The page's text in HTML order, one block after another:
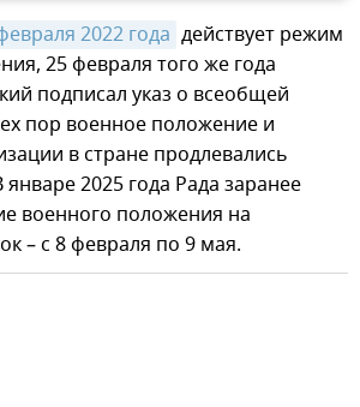
2022 года действует режим
25 февраля того же года
подписал указ о всеобщей
пор военное положение и
в стране продлевались
2025 года Рада заранее
военного положения на
– с 8 февраля по 9 мая.